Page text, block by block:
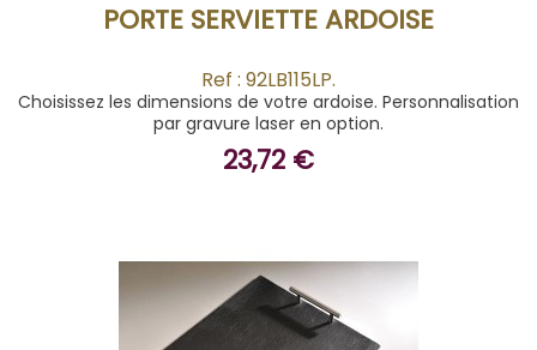
PORTE SERVIETTE ARDOISE
Ref : 92LB115LP.
Choisissez les dimensions de votre ardoise. Personnalisation
par gravure laser en option.
23,72 €